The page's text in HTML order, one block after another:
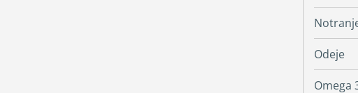
Odeje
Omega